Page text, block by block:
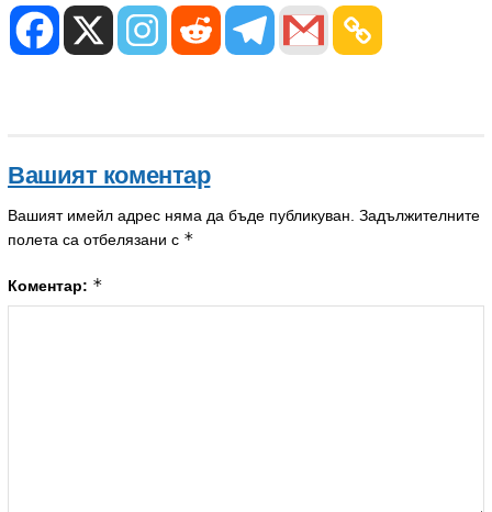
Вашият коментар
Вашият имейл адрес няма да бъде публикуван. Задължителните
полета са отбелязани с *
Коментар: *